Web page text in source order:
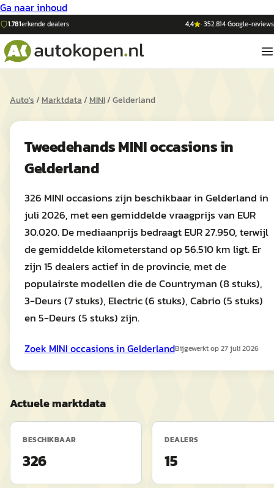
Ga naar inhoud
1.781erkende dealers 4,4 ·352.814Google-reviews
Auto's/Marktdata/MINI/Gelderland
TweedehandsMINIoccasions in
Gelderland
326 MINI occasions zijn beschikbaar in Gelderland in
juli 2026, met een gemiddelde vraagprijs van EUR
30.020. De mediaanprijs bedraagt EUR 27.950, terwijl
de gemiddelde kilometerstand op 56.510 km ligt. Er
zijn 15 dealers actief in de provincie, met de
populairste modellen die de Countryman (8 stuks),
3-Deurs (7 stuks), Electric (6 stuks), Cabrio (5 stuks)
en 5-Deurs (5 stuks) zijn.
Zoek MINI occasions inGelderlandBijgewerkt op27 juli 2026
Actuele marktdata
BESCHIKBAAR
326
DEALERS
15